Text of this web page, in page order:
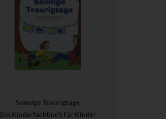
Sonnige Traurigtage
Ein Kinderfachbuch für Kinder